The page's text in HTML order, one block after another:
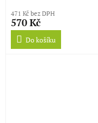
471 Kč bez DPH
570 Kč
Do košíku